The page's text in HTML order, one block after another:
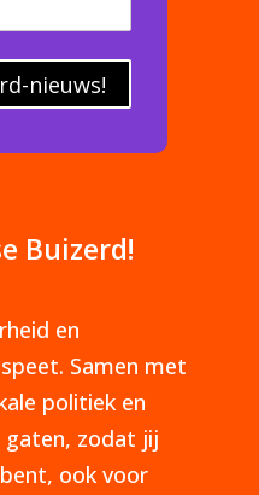
nieuws!
Buizerd!
en
Samen met
politiek en
gaten, zodat jij
ook voor